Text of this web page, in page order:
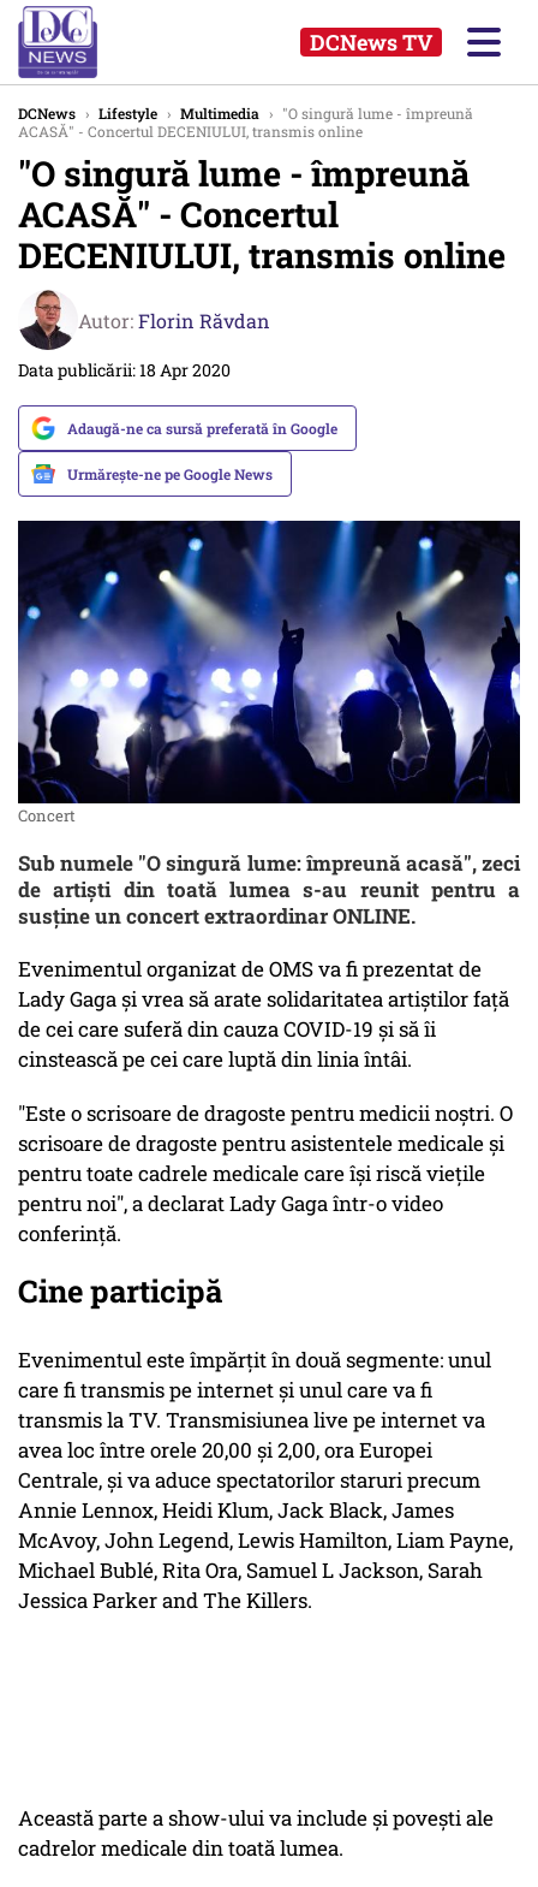
DCNews TV
DCNews › Lifestyle › Multimedia › "O singură lume - împreună
ACASĂ" - Concertul DECENIULUI, transmis online
"O singură lume - împreună
ACASĂ" - Concertul
DECENIULUI, transmis online
Autor:Florin Răvdan
Data publicării: 18 Apr 2020
Adaugă-ne ca sursă preferată în Google
Urmărește-ne pe Google News
Concert
Sub numele "O singură lume: împreună acasă", zeci
de artişti din toată lumea s-au reunit pentru a
susţine un concert extraordinar ONLINE.
Evenimentul organizat de OMS va fi prezentat de
Lady Gaga şi vrea să arate solidaritatea artiştilor faţă
de cei care suferă din cauza COVID-19 şi să îi
cinstească pe cei care luptă din linia întâi.
"Este o scrisoare de dragoste pentru medicii noştri. O
scrisoare de dragoste pentru asistentele medicale şi
pentru toate cadrele medicale care îşi riscă vieţile
pentru noi", a declarat Lady Gaga într-o video
conferinţă.
Cine participă
Evenimentul este împărţit în două segmente: unul
care fi transmis pe internet şi unul care va fi
transmis la TV. Transmisiunea live pe internet va
avea loc între orele 20,00 şi 2,00, ora Europei
Centrale, şi va aduce spectatorilor staruri precum
Annie Lennox, Heidi Klum, Jack Black, James
McAvoy, John Legend, Lewis Hamilton, Liam Payne,
Michael Bublé, Rita Ora, Samuel L Jackson, Sarah
Jessica Parker and The Killers.
Această parte a show-ului va include şi poveşti ale
cadrelor medicale din toată lumea.